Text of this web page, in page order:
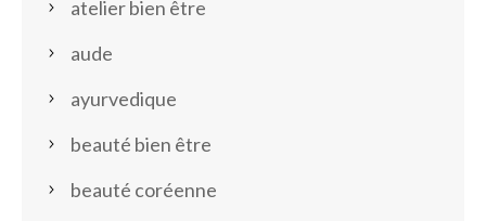
atelier bien être
aude
ayurvedique
beauté bien être
beauté coréenne